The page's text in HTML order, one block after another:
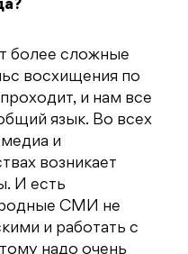
более сложные
восхищения по
и нам все
язык. Во всех
и
возникает
И есть
СМИ не
и работать с
надо очень